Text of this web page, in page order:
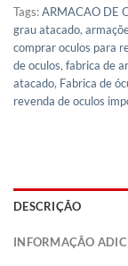
Tags:ARMACAO DE
grau atacado,
comprar oculos para
de oculos, fabrica de
atacado, Fabrica de
revenda de oculos
DESCRIÇÃO
INFORMAÇÃO